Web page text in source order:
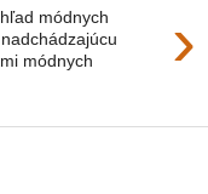
›
módnych
módnych